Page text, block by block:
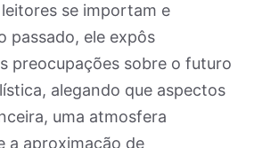
se importam e
passado, ele expôs
preocupações sobre o futuro
alegando que aspectos
uma atmosfera
a aproximação de